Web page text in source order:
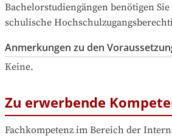
Bachelorstudiengängen benötigen
schulische
Anmerkungen zu den
Keine.
Zu erwerbende
Fachkompetenz im Bereich der